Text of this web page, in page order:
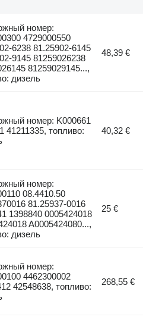
номер:
4729000550
6238 81.25902-6145
9145 81259026238
81259029145...,
дизель
48,39 €
номер: K000661
41211335, топливо:
40,32 €
номер:
08.4410.50
81.25937-0016
1398840 0005424018
A0005424080...,
дизель
25 €
номер:
4462300002
42548638, топливо:
268,55 €